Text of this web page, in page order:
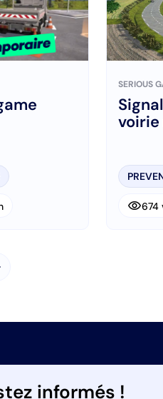
SERIOUS
voirie
visibility674
informés !